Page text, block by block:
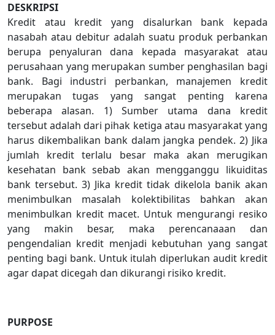
DESKRIPSI
Kredit atau kredit yang disalurkan bank kepada
nasabah atau debitur adalah suatu produk perbankan
berupa penyaluran dana kepada masyarakat atau
perusahaan yang merupakan sumber penghasilan bagi
bank. Bagi industri perbankan, manajemen kredit
merupakan tugas yang sangat penting karena
beberapa alasan. 1) Sumber utama dana kredit
tersebut adalah dari pihak ketiga atau masyarakat yang
harus dikembalikan bank dalam jangka pendek. 2) Jika
jumlah kredit terlalu besar maka akan merugikan
kesehatan bank sebab akan mengganggu likuiditas
bank tersebut. 3) Jika kredit tidak dikelola banik akan
menimbulkan masalah kolektibilitas bahkan akan
menimbulkan kredit macet. Untuk mengurangi resiko
yang makin besar, maka perencanaaan dan
pengendalian kredit menjadi kebutuhan yang sangat
penting bagi bank. Untuk itulah diperlukan audit kredit
agar dapat dicegah dan dikurangi risiko kredit.
PURPOSE